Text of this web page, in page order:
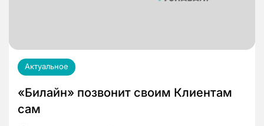
Актуальное
«Билайн» позвонит своим Клиентам
сам